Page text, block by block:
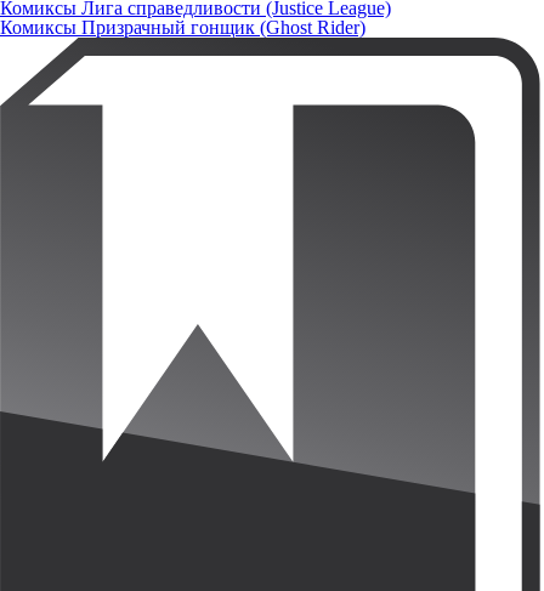
Комиксы Лига справедливости (Justice League)
Комиксы Призрачный гонщик (Ghost Rider)